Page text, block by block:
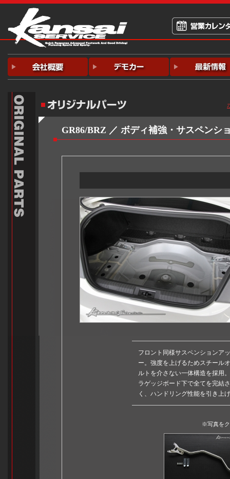
GR86/BRZ ／ ボディ補強・サスペンシ
フロント同様サスペンションア
ー。強度を上げるためスチール
ルトを介さない一体構造を採用。
ラゲッジボード下で全てを完結
く、ハンドリング性能を引き上
※写真をク